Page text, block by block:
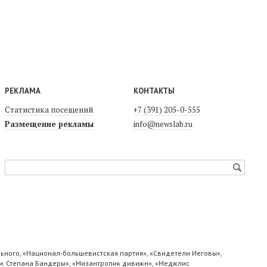
РЕКЛАМА
Статистика посещений
Размещение рекламы
КОНТАКТЫ
+7 (391) 205-0-555
info@newslab.ru
«Национал-большевистская партия», «Свидетели Иеговы»,
Степана Бандеры», «Мизантропик дивижн», «Меджлис